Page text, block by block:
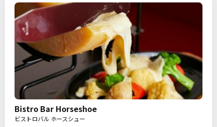
Bistro Bar Horseshoe
ビストロバル ホースシュー